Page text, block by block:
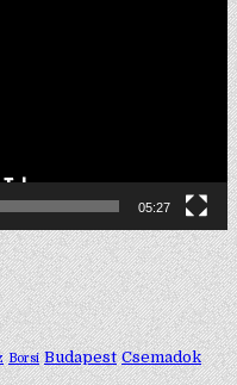
05:27
Borsi Budapest Csemadok